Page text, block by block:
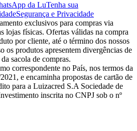
da LuTenha sua
Segurança e Privacidade
exclusivos para compras via
lojas físicas. Ofertas válidas na compra
por cliente, até o término dos nossos
os produtos apresentem divergências de
sacola de compras.
correspondente no País, nos termos da
e encaminha propostas de cartão de
para a Luizacred S.A Sociedade de
inscrita no CNPJ sob o nº